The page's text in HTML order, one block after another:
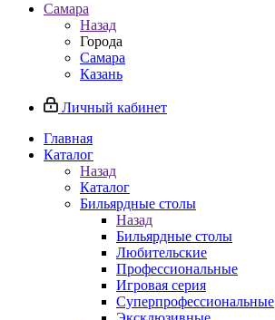
Самара
Назад
Города
Самара
Казань
Личный кабинет
Главная
Каталог
Назад
Каталог
Бильярдные столы
Назад
Бильярдные столы
Любительские
Профессиональные
Игровая серия
Суперпрофессиональные